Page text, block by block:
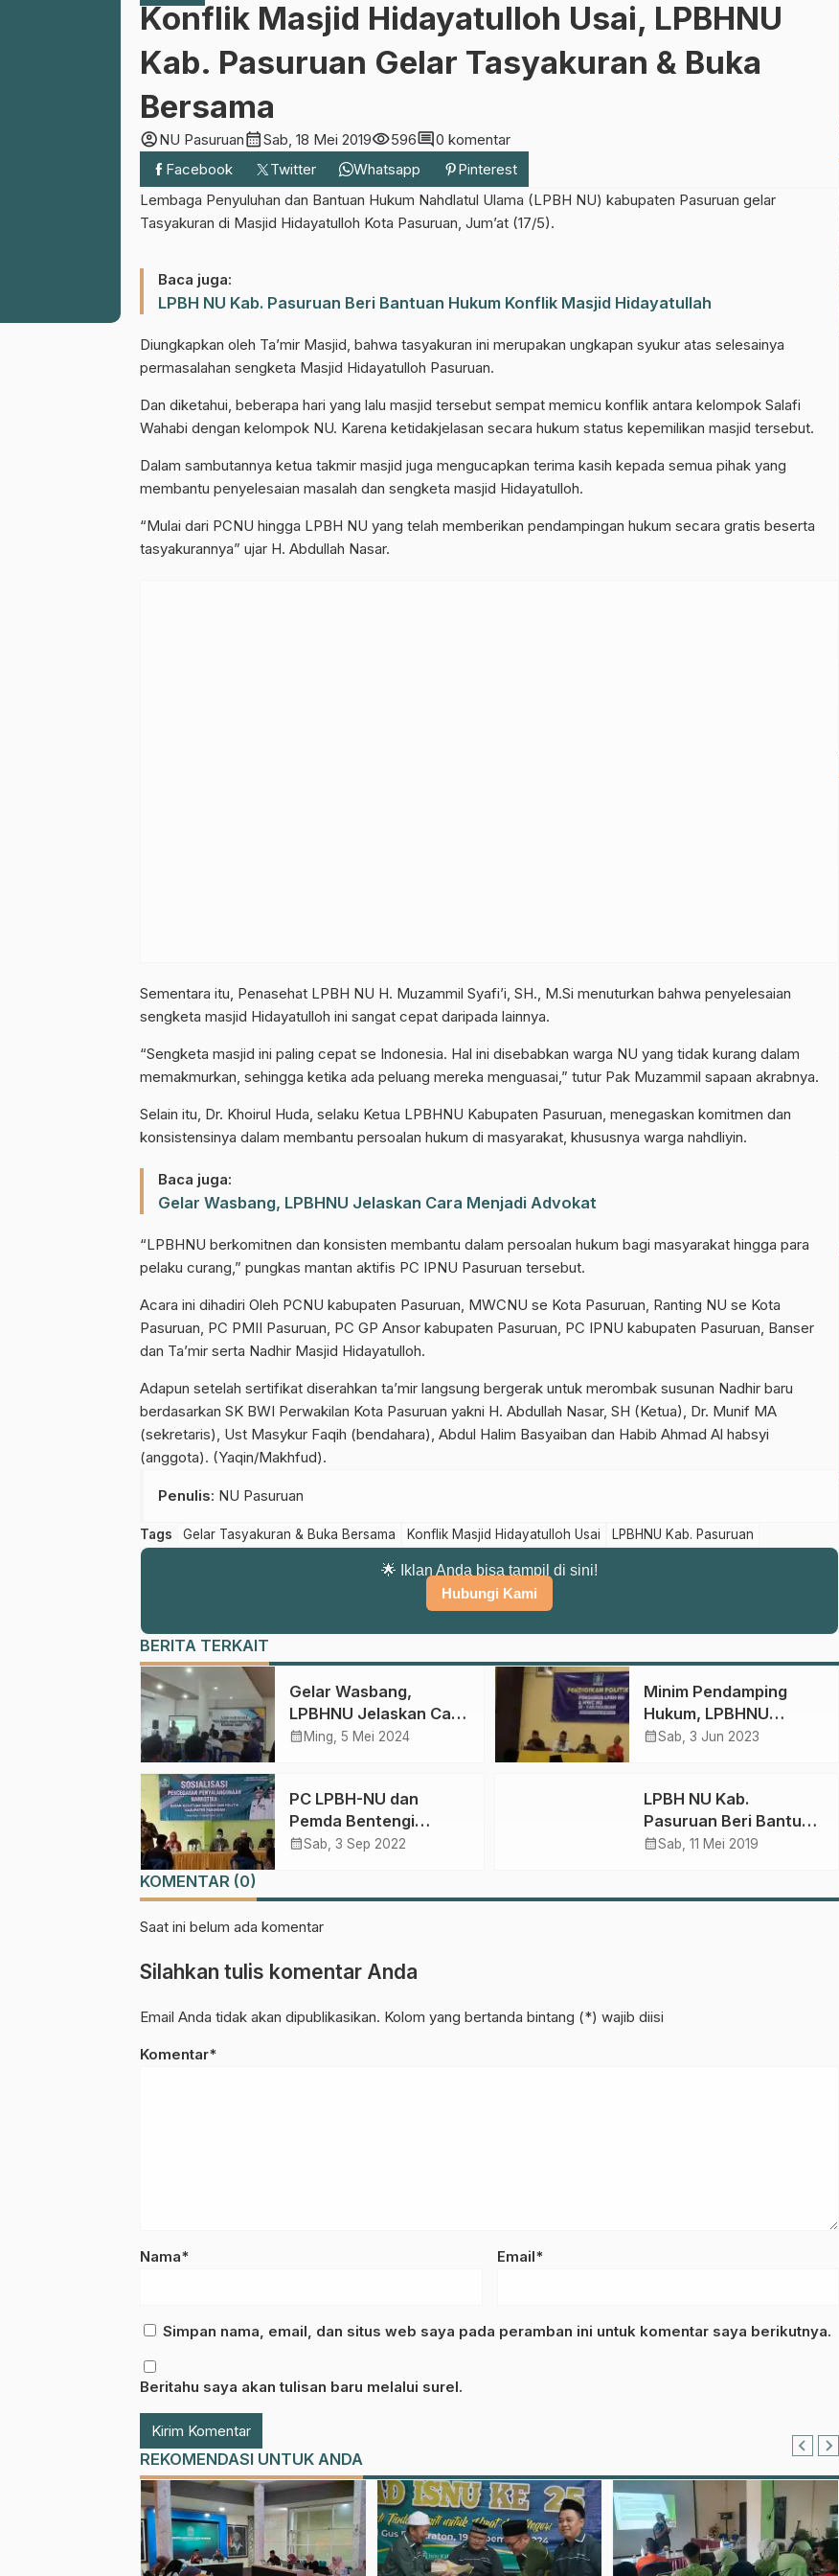
Konflik Masjid Hidayatulloh Usai, LPBHNU
Kab. Pasuruan Gelar Tasyakuran & Buka
Bersama
account_circleNU Pasuruancalendar_monthSab, 18 Mei 2019visibility596comment0 komentar
Facebook
Twitter Whatsapp
Pinterest
Lembaga Penyuluhan dan Bantuan Hukum Nahdlatul Ulama (LPBH NU) kabupaten Pasuruan gelar
Tasyakuran di Masjid Hidayatulloh Kota Pasuruan, Jum’at (17/5).
Baca juga:
LPBH NU Kab. Pasuruan Beri Bantuan Hukum Konflik Masjid Hidayatullah
Diungkapkan oleh Ta’mir Masjid, bahwa tasyakuran ini merupakan ungkapan syukur atas selesainya
permasalahan sengketa Masjid Hidayatulloh Pasuruan.
Dan diketahui, beberapa hari yang lalu masjid tersebut sempat memicu konflik antara kelompok Salafi
Wahabi dengan kelompok NU. Karena ketidakjelasan secara hukum status kepemilikan masjid tersebut.
Dalam sambutannya ketua takmir masjid juga mengucapkan terima kasih kepada semua pihak yang
membantu penyelesaian masalah dan sengketa masjid Hidayatulloh.
“Mulai dari PCNU hingga LPBH NU yang telah memberikan pendampingan hukum secara gratis beserta
tasyakurannya” ujar H. Abdullah Nasar.
Dapatkan info kegiatan, kajian, dan berita terbaru langsung dari sumber resmi NU Pasuruan.
Join Sekarang
Sementara itu, Penasehat LPBH NU H. Muzammil Syafi’i, SH., M.Si menuturkan bahwa penyelesaian
sengketa masjid Hidayatulloh ini sangat cepat daripada lainnya.
“Sengketa masjid ini paling cepat se Indonesia. Hal ini disebabkan warga NU yang tidak kurang dalam
memakmurkan, sehingga ketika ada peluang mereka menguasai,” tutur Pak Muzammil sapaan akrabnya.
Selain itu, Dr. Khoirul Huda, selaku Ketua LPBHNU Kabupaten Pasuruan, menegaskan komitmen dan
konsistensinya dalam membantu persoalan hukum di masyarakat, khususnya warga nahdliyin.
Baca juga:
Gelar Wasbang, LPBHNU Jelaskan Cara Menjadi Advokat
“LPBHNU berkomitnen dan konsisten membantu dalam persoalan hukum bagi masyarakat hingga para
pelaku curang,” pungkas mantan aktifis PC IPNU Pasuruan tersebut.
Acara ini dihadiri Oleh PCNU kabupaten Pasuruan, MWCNU se Kota Pasuruan, Ranting NU se Kota
Pasuruan, PC PMII Pasuruan, PC GP Ansor kabupaten Pasuruan, PC IPNU kabupaten Pasuruan, Banser
dan Ta’mir serta Nadhir Masjid Hidayatulloh.
Adapun setelah sertifikat diserahkan ta’mir langsung bergerak untuk merombak susunan Nadhir baru
berdasarkan SK BWI Perwakilan Kota Pasuruan yakni H. Abdullah Nasar, SH (Ketua), Dr. Munif MA
(sekretaris), Ust Masykur Faqih (bendahara), Abdul Halim Basyaiban dan Habib Ahmad Al habsyi
(anggota). (Yaqin/Makhfud).
Penulis: NU Pasuruan
Tags Gelar Tasyakuran & Buka Bersama Konflik Masjid Hidayatulloh Usai LPBHNU Kab. Pasuruan
🌟 Iklan Anda bisa tampil di sini!
Hubungi Kami
BERITA TERKAIT
Gelar Wasbang,
LPBHNU Jelaskan Cara
Menjadi Advokat
calendar_month Ming, 5 Mei 2024
Minim Pendamping
Hukum, LPBHNU
Pasuruan Gelar
calendar_monthSab, 3 Jun 2023
PC LPBH-NU dan
Pemda Bentengi
Pemuda Pasuruan
calendar_monthSab, 3 Sep 2022
LPBH NU Kab.
Pasuruan Beri Bantuan
Hukum Konflik Masjid
calendar_monthSab, 11 Mei 2019
KOMENTAR (0)
Saat ini belum ada komentar
Silahkan tulis komentar Anda
Email Anda tidak akan dipublikasikan. Kolom yang bertanda bintang (*) wajib diisi
Komentar*
Nama* Email*
Simpan nama, email, dan situs web saya pada peramban ini untuk komentar saya berikutnya.
Beritahu saya akan tulisan baru melalui surel.
REKOMENDASI UNTUK ANDA